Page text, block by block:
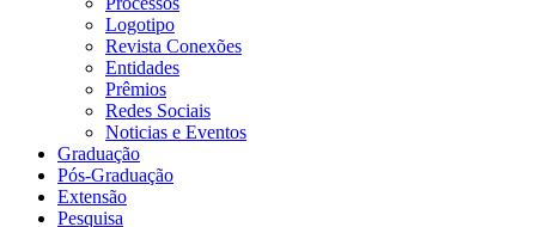
Logotipo
Revista Conexões
Entidades
Prêmios
Redes Sociais
Noticias e Eventos
Graduação
Pós-Graduação
Extensão
Pesquisa